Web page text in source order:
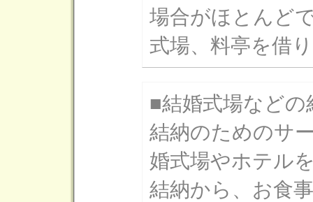
場合がほとんど
式場、料亭を借
■結婚式場などの
結納のためのサ
婚式場やホテル
結納から、お食